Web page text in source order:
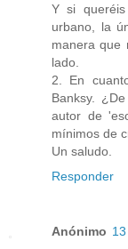
Y si
urbano, la
manera que
lado.
2. En
Banksy.
autor de
mínimos de
Un saludo.
Responder
Anónimo